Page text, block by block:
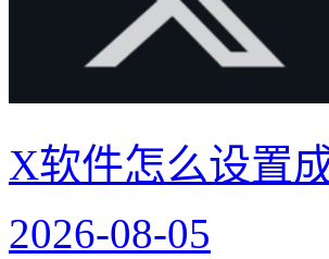
X软件怎么设置
2026-08-05